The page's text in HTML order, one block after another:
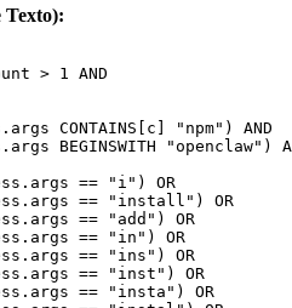
Texto):
> 1 AND
CONTAINS[c] "npm") AND
BEGINSWITH "openclaw")
== "i") OR
== "install") OR
== "add") OR
== "in") OR
== "ins") OR
== "inst") OR
== "insta") OR